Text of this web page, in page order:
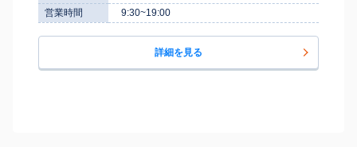
営業時間
9:30~19:00
詳細を見る